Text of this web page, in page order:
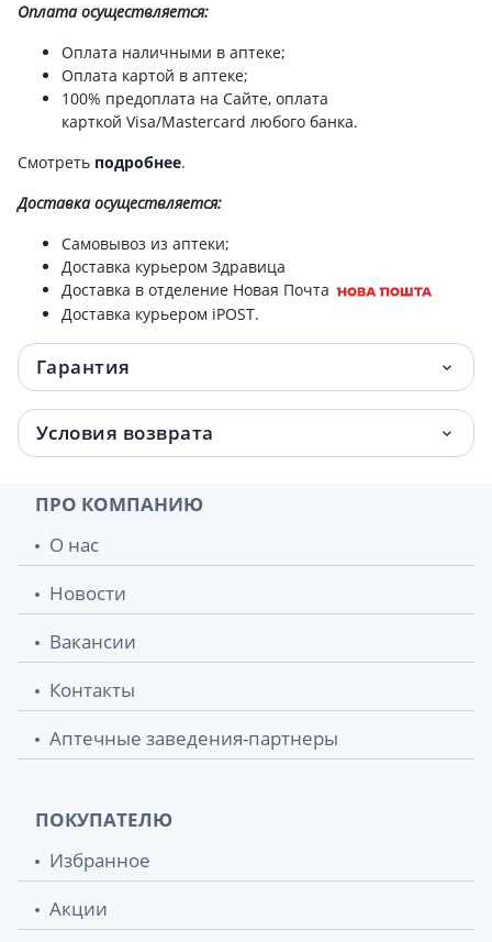
Оплата осуществляется:
Оплата наличными в аптеке;
Оплата картой в аптеке;
100% предоплата на Сайте, оплата
карткой Visa/Mastercard любого банка.
Смотреть подробнее.
Доставкаосуществляется:
Самовывоз из аптеки;
Доставка курьером Здравица
Доставка в отделение Новая Почта
Доставка курьером iPOST.
Гарантия
Условия возврата
ПРО КОМПАНИЮ
О нас
Новости
Вакансии
Контакты
Аптечные заведения-партнеры
ПОКУПАТЕЛЮ
Избранное
Акции